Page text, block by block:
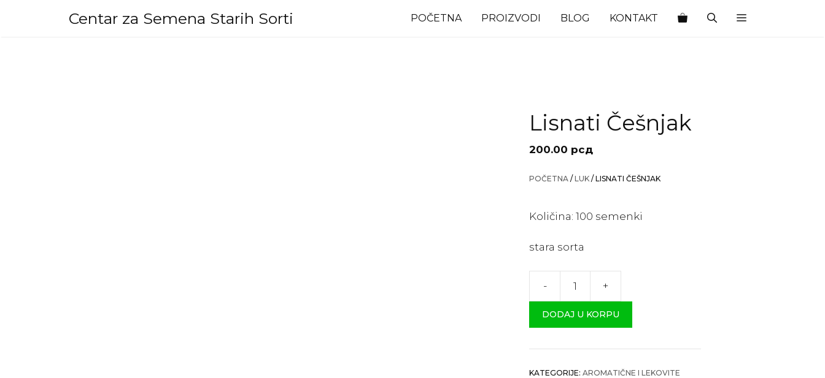
Centar za Semena Starih Sorti POČETNA PROIZVODI BLOG KONTAKT
Lisnati Češnjak
200.00 рсд
POČETNA /LUK / LISNATI ČEŠNJAK
Količina: 100 semenki
stara sorta
- +
DODAJ U KORPU
KATEGORIJE: AROMATIČNE I LEKOVITE